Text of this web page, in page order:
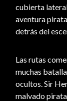
cubierta
aventura
detrás del
Las rutas
muchas
ocultos. Sir
malvado